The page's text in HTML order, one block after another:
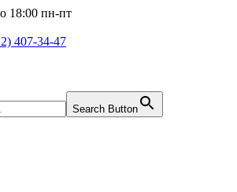
18:00 пн-пт
407-34-47
Search Button